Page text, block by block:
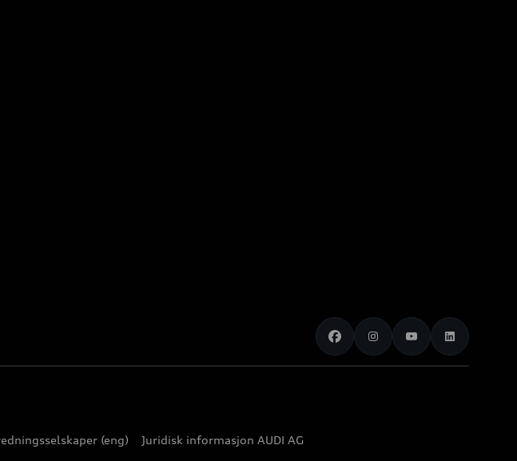
(eng) Juridisk informasjon AUDI AG